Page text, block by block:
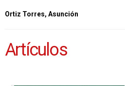
Ortiz Torres, Asunción
Artículos